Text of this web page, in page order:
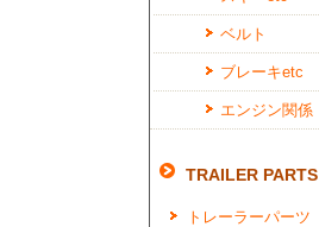
ベルト
ブレーキetc
エンジン関係
TRAILER PARTS
トレーラーパーツ